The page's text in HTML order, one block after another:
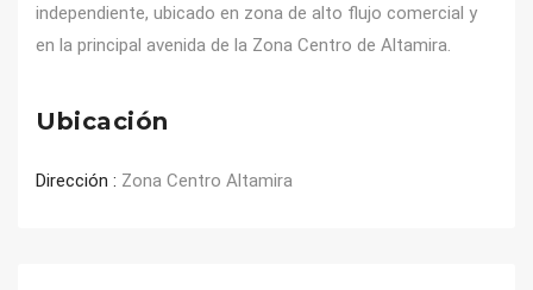
independiente, ubicado en zona de alto flujo comercial y
en la principal avenida de la Zona Centro de Altamira.
Ubicación
Dirección : Zona Centro Altamira